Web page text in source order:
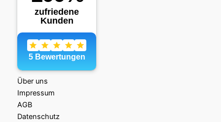
Über uns
Impressum
AGB
Datenschutz